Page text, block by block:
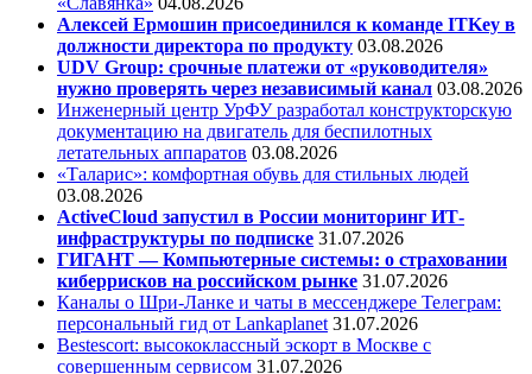
Алексей Ермошин присоединился к команде ITKey в
должности директора по продукту 03.08.2026
UDV Group: срочные платежи от «руководителя»
нужно проверять через независимый канал 03.08.2026
Инженерный центр УрФУ разработал конструкторскую
документацию на двигатель для беспилотных
летательных аппаратов 03.08.2026
«Таларис»: комфортная обувь для стильных людей
03.08.2026
ActiveCloud запустил в России мониторинг ИТ-
инфраструктуры по подписке 31.07.2026
ГИГАНТ — Компьютерные системы: о страховании
киберрисков на российском рынке 31.07.2026
Каналы о Шри-Ланке и чаты в мессенджере Телеграм:
персональный гид от Lankaplanet 31.07.2026
Bestescort: высококлассный эскорт в Москве с
совершенным сервисом 31.07.2026